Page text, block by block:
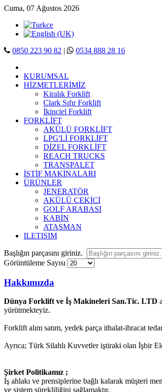
Cuma, 07 Ağustos 2026
0850 223 90 82 | 0534 888 28 16
KURUMSAL
HİZMETLERİMİZ
Kiralık Forklift
Clark Sıfır Forklift
İkinciel Forklift
FORKLİFT
AKÜLÜ FORKLİFT
LPG'Lİ FORKLİFT
DİZEL FORKLİFT
REACH TRUCKS
TRANSPALET
İSTİF MAKİNALARI
ÜRÜNLER
JENERATÖR
AKÜLÜ ÇEKİCİ
GOLF ARABASI
KABİN
ATAŞMAN
ILETISIM
Başlığın parçasını giriniz.
Görüntüleme Sayısı
Hakkımızda
Dünya Forklift ve İş Makineleri San.Tic. LTD
yürütmekteyiz.
Forklift alım satım, yedek parça ithalat-ihracat
Ayrıca; Türk Silahlı Kuvvetler iştiraki olan İşbir
Şirket Politikamız ;
İş ahlakı ve prensiplerine bağlı kalarak müşteri
ve sistem sürekliliğini sağlamaktır.